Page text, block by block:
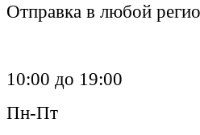
Отправка в любой
10:00 до 19:00
Пн-Пт